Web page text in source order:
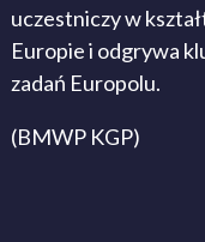
uczestniczy w
Europie i odgrywa
zadań Europolu.
(BMWP KGP)